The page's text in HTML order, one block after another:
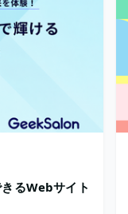
るWebサイト